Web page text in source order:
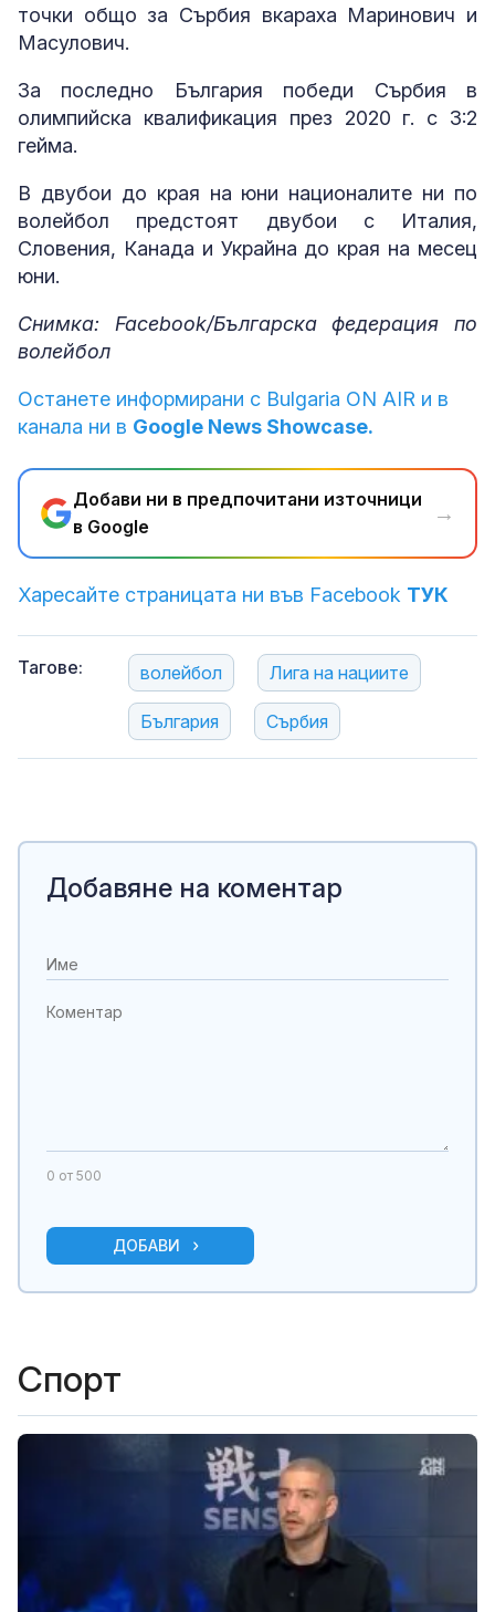
точки общо за Сърбия вкараха Маринович и
Масулович.
За последно България победи Сърбия в
олимпийска квалификация през 2020 г. с 3:2
гейма.
В двубои до края на юни националите ни по
волейбол предстоят двубои с Италия,
Словения, Канада и Украйна до края на месец
юни.
Снимка: Facebook/Българска федерация по
волейбол
Останете информирани с Bulgaria ON AIR и в
канала ни в Google News Showcase.
Добави ни в предпочитани източници
в Google
→
Харесайте страницата ни във Facebook ТУК
Тагове: волейбол Лига на нациите
България Сърбия
Добавяне на коментар
0 от 500
ДОБАВИ
Спорт